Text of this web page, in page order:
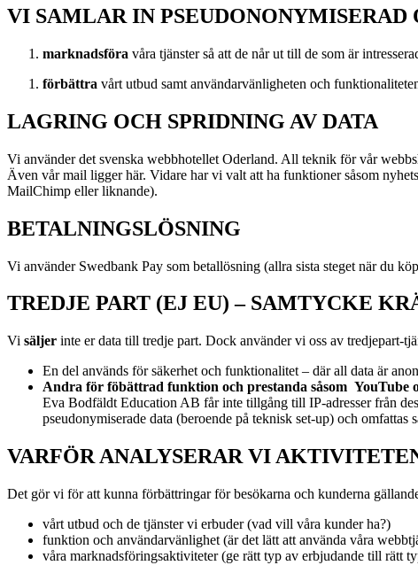
VI SAMLAR IN
marknadsföra våra tjänster så att de når ut till de som är
förbättra vårt utbud samt användarvänligheten och
LAGRING OCH SPRIDNING AV DATA
Vi använder det svenska webbhotellet Oderland. All teknik för vår
Även vår mail ligger här. Vidare har vi valt att ha funktioner såsom
MailChimp eller liknande).
BETALNINGSLÖSNING
Vi använder Swedbank Pay som betallösning (allra sista steget när du
TREDJE PART (EJ EU) – SAMTYCKE
Vi säljer inte er data till tredje part. Dock använder vi oss av tredjepart-
En del används för säkerhet och funktionalitet – där all data är
Andra för föbättrad funktion och prestanda såsom YouTube
Eva Bodfäldt Education AB får inte tillgång till IP-adresser från
pseudonymiserade data (beroende på teknisk set-up) och
VARFÖR ANALYSERAR VI
Det gör vi för att kunna förbättringar för besökarna och kunderna
vårt utbud och de tjänster vi erbuder (vad vill våra kunder ha?)
funktion och användarvänlighet (är det lätt att använda våra
våra marknadsföringsaktiviteter (ge rätt typ av erbjudande till rätt